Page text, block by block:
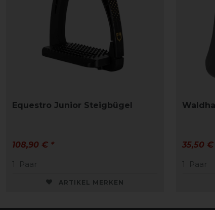
Equestro Junior Steigbügel
108,90 € *
1
Paar
ARTIKEL MERKEN
35,50 €
1
Paar